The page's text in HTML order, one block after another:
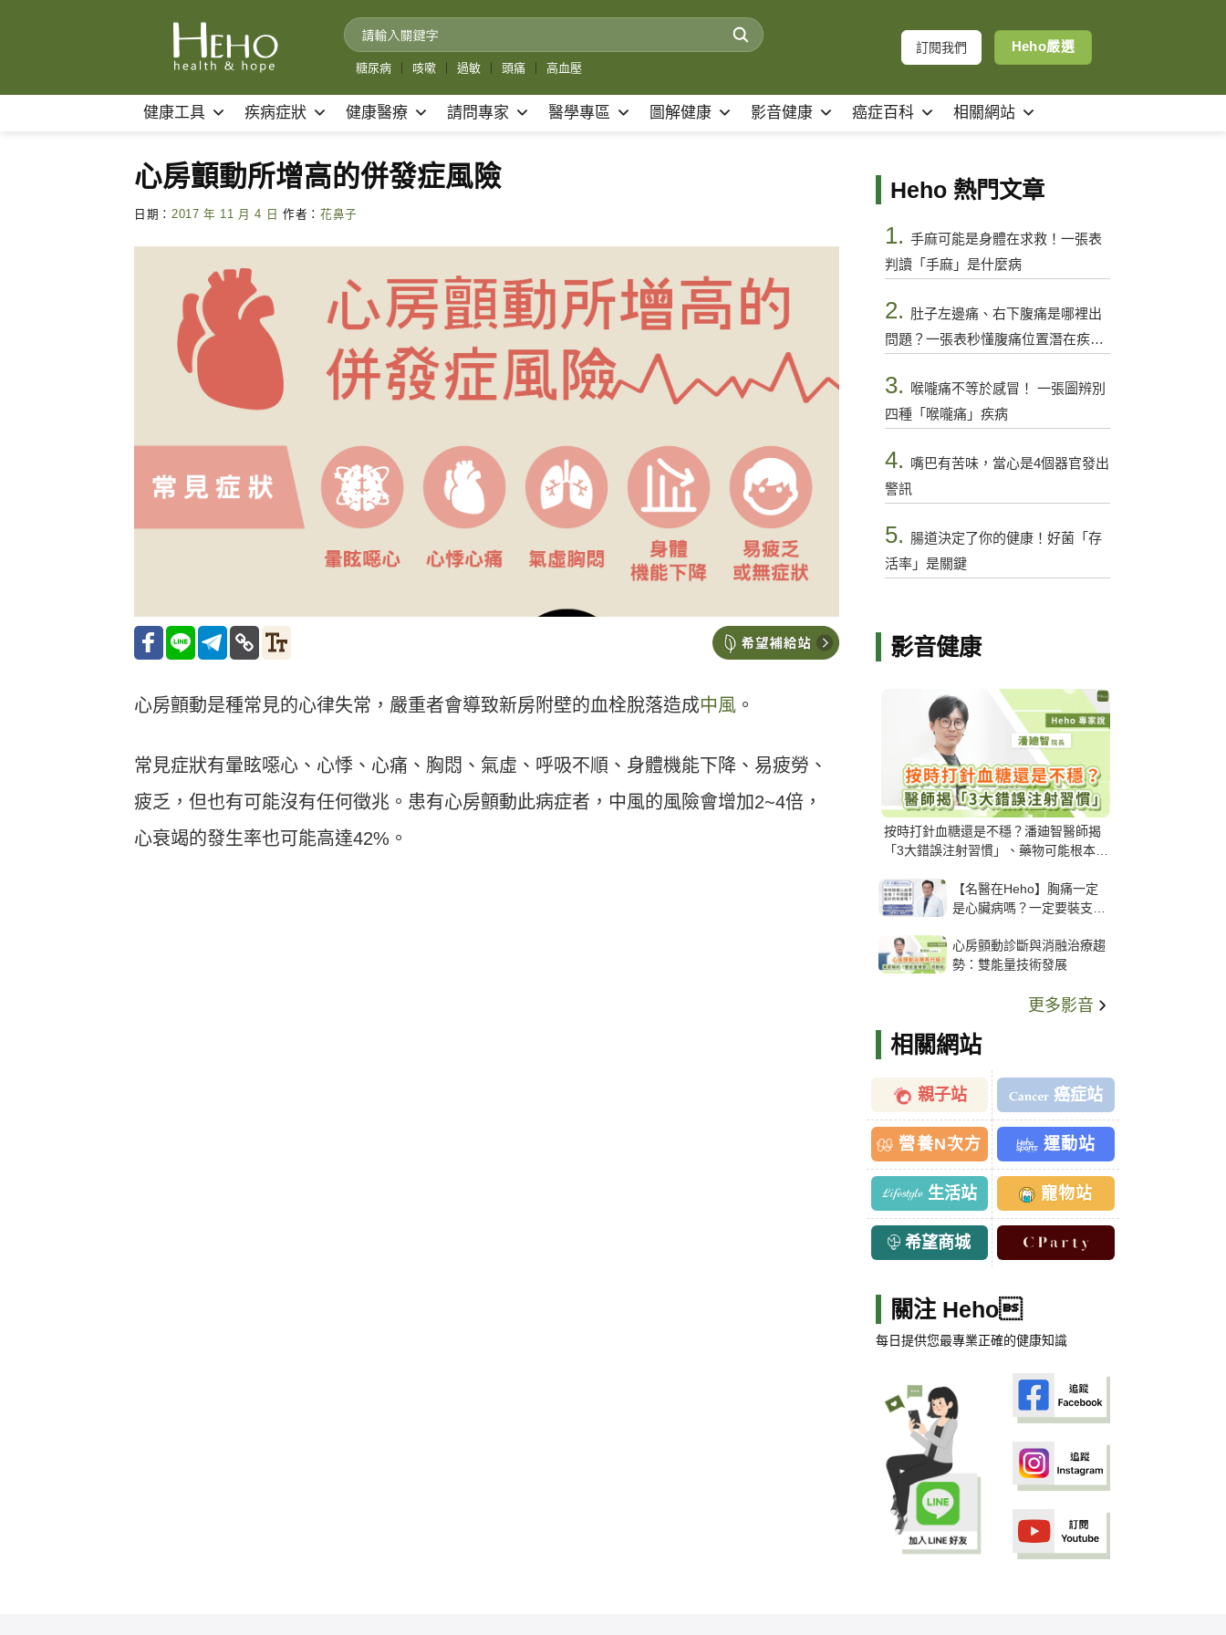
糖尿病 咳嗽 過敏 頭痛 高血壓
訂閱我們 Heho嚴選
健康工具 疾病症狀 健康醫療 請問專家 醫學專區 圖解健康 影音健康 癌症百科 相關網站
心房顫動所增高的併發症風險
日期： 2017 年 11 月 4 日 作者： 花鼻子
心房顫動是種常見的心律失常，嚴重者會導致新房附壁的血栓脫落造成中風 。
常見症狀有暈眩噁心、心悸、心痛、胸悶、氣虛、呼吸不順、身體機能下降、易疲勞、
疲乏，但也有可能沒有任何徵兆。患有心房顫動此病症者，中風的風險會增加2~4倍，
心衰竭的發生率也可能高達42%。
Heho 熱門文章
1. 手麻可能是身體在求救！一張表
判讀「手麻」是什麼病
2. 肚子左邊痛、右下腹痛是哪裡出
問題？一張表秒懂腹痛位置潛在疾病
3.
喉嚨痛不等於感冒！ 一張圖辨別
四種「喉嚨痛」疾病
4. 嘴巴有苦味，當心是4個器官發出
警訊
5. 腸道決定了你的健康！好菌「存
活率」是關鍵
影音健康
按時打針血糖還是不穩？潘廸智醫師揭
「3大錯誤注射習慣」、藥物可能根本沒
【名醫在Heho】胸痛一定
是心臟病嗎？一定要裝支
解析支架種類、風險與選擇
關鍵
心房顫動診斷與消融治療趨
勢：雙能量技術發展
更多影音
相關網站
親子站 癌症站
營養N次方 運動站
生活站 寵物站
希望商城
關注 Heho
每日提供您最專業正確的健康知識